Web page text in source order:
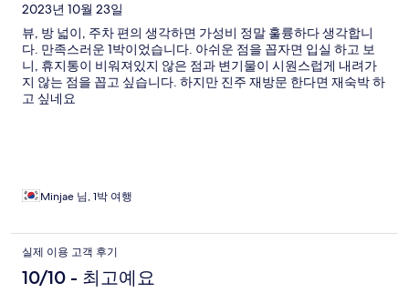
2023년 10월 23일
뷰, 방 넓이, 주차 편의 생각하면 가성비 정말 훌륭하다 생각합니
다. 만족스러운 1박이었습니다. 아쉬운 점을 꼽자면 입실 하고 보
니, 휴지통이 비워져있지 않은 점과 변기물이 시원스럽게 내려가
지 않는 점을 꼽고 싶습니다. 하지만 진주 재방문 한다면 재숙박 하
고 싶네요
Minjae 님, 1박 여행
실제 이용 고객 후기
10/10 - 최고예요